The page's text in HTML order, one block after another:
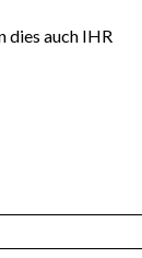
dies auch IHR